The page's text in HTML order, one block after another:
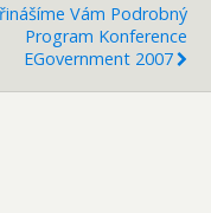
Vám Podrobný
Program Konference
EGovernment 2007